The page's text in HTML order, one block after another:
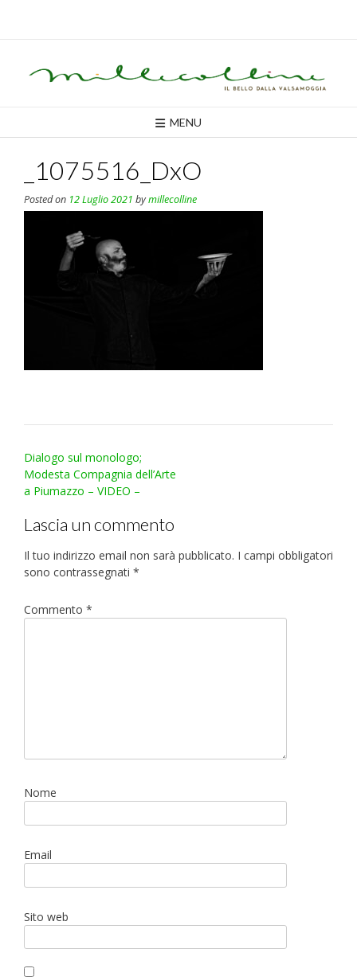
MENU
_1075516_DxO
Posted on 12 Luglio 2021 bymillecolline
Post
navigation
Dialogo sul monologo;
Modesta Compagnia dell’Arte
a Piumazzo – VIDEO –
Lascia un commento
Il tuo indirizzo email non sarà pubblicato. I campi obbligatori
sono contrassegnati *
Commento *
Nome
Email
Sito web